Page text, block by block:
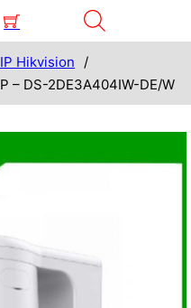
Hikvision
/
– DS-2DE3A404IW-DE/W